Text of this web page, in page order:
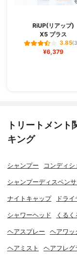
RiUP(リアップ)
X5 プラス
3.85
¥6,379
トリートメン
キング
シャンプー コンディシ
シャンプーディスペン
ナイトキャップ ドライ
シャワーヘッド くる
ヘアスプレー ヘアワッ
ヘアミスト ヘアフレグ